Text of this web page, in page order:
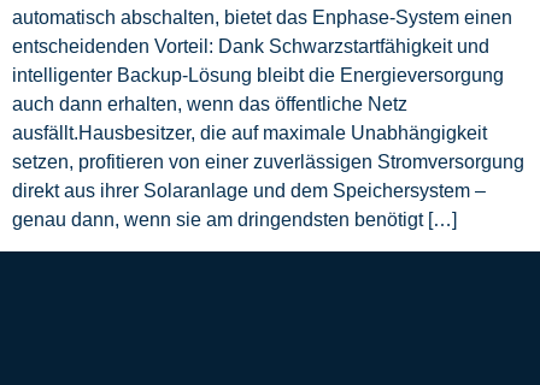
automatisch abschalten, bietet das Enphase-System einen
entscheidenden Vorteil: Dank Schwarzstartfähigkeit und
intelligenter Backup-Lösung bleibt die Energieversorgung
auch dann erhalten, wenn das öffentliche Netz
ausfällt.Hausbesitzer, die auf maximale Unabhängigkeit
setzen, profitieren von einer zuverlässigen Stromversorgung
direkt aus ihrer Solaranlage und dem Speichersystem –
genau dann, wenn sie am dringendsten benötigt […]